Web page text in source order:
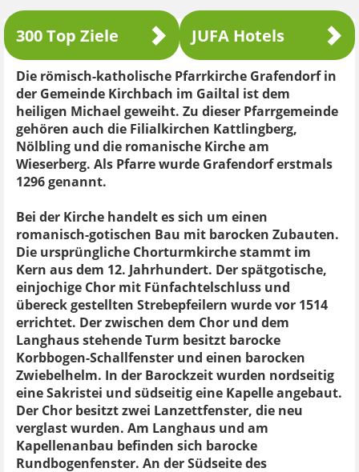
300 Top Ziele JUFA Hotels
Die römisch-katholische Pfarrkirche Grafendorf in
der Gemeinde Kirchbach im Gailtal ist dem
heiligen Michael geweiht. Zu dieser Pfarrgemeinde
gehören auch die Filialkirchen Kattlingberg,
Nölbling und die romanische Kirche am
Wieserberg. Als Pfarre wurde Grafendorf erstmals
1296 genannt.
Bei der Kirche handelt es sich um einen
romanisch-gotischen Bau mit barocken Zubauten.
Die ursprüngliche Chorturmkirche stammt im
Kern aus dem 12. Jahrhundert. Der spätgotische,
einjochige Chor mit Fünfachtelschluss und
übereck gestellten Strebepfeilern wurde vor 1514
errichtet. Der zwischen dem Chor und dem
Langhaus stehende Turm besitzt barocke
Korbbogen-Schallfenster und einen barocken
Zwiebelhelm. In der Barockzeit wurden nordseitig
eine Sakristei und südseitig eine Kapelle angebaut.
Der Chor besitzt zwei Lanzettfenster, die neu
verglast wurden. Am Langhaus und am
Kapellenanbau befinden sich barocke
Rundbogenfenster. An der Südseite des